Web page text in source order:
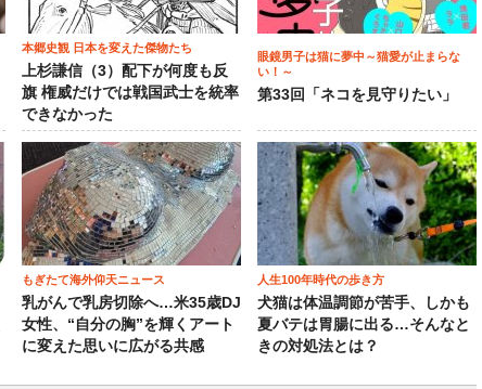
本郷史観 日本を変えた傑物たち
上杉謙信（3）配下が何度も反
旗 権威だけでは戦国武士を統率
できなかった
眼鏡男子は猫に夢中～猫愛が止まらな
い！～
第33回「ネコを見守りたい」
もぎたて海外仰天ニュース
乳がんで乳房切除へ…米35歳DJ
女性、“自分の胸”を輝くアート
に変えた思いに広がる共感
人生100年時代の歩き方
犬猫は体温調節が苦手、しかも
夏バテは胃腸に出る…そんなと
きの対処法とは？